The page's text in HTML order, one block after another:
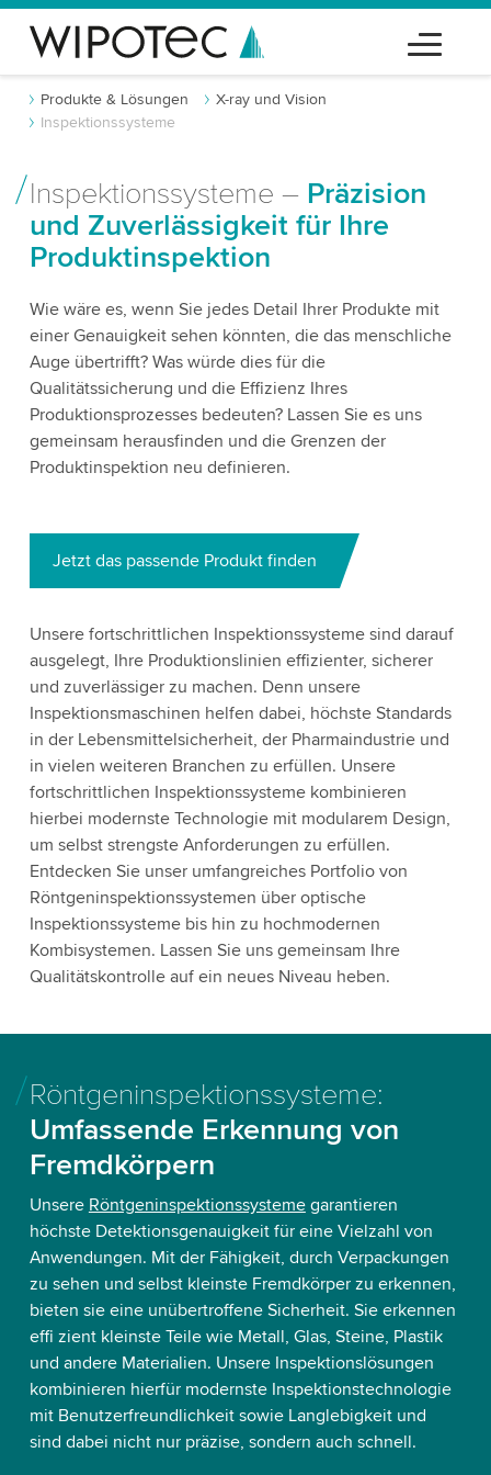
Produkte & Lösungen
X-ray und Vision
Inspektionssysteme
Inspektionssysteme – Präzision
und Zuverlässigkeit für Ihre
Produktinspektion
Wie wäre es, wenn Sie jedes Detail Ihrer Produkte mit
einer Genauigkeit sehen könnten, die das menschliche
Auge übertrifft? Was würde dies für die
Qualitätssicherung und die Effizienz Ihres
Produktionsprozesses bedeuten? Lassen Sie es uns
gemeinsam herausfinden und die Grenzen der
Produktinspektion neu definieren.
Jetzt das passende Produkt finden
Unsere fortschrittlichen Inspektionssysteme sind darauf
ausgelegt, Ihre Produktionslinien effizienter, sicherer
und zuverlässiger zu machen. Denn unsere
Inspektionsmaschinen helfen dabei, höchste Standards
in der Lebensmittelsicherheit, der Pharmaindustrie und
in vielen weiteren Branchen zu erfüllen. Unsere
fortschrittlichen Inspektionssysteme kombinieren
hierbei modernste Technologie mit modularem Design,
um selbst strengste Anforderungen zu erfüllen.
Entdecken Sie unser umfangreiches Portfolio von
Röntgeninspektionssystemen über optische
Inspektionssysteme bis hin zu hochmodernen
Kombisystemen. Lassen Sie uns gemeinsam Ihre
Qualitätskontrolle auf ein neues Niveau heben.
Röntgeninspektionssysteme:
Umfassende Erkennung von
Fremdkörpern
Unsere Röntgeninspektionssystemegarantieren
höchste Detektionsgenauigkeit für eine Vielzahl von
Anwendungen. Mit der Fähigkeit, durch Verpackungen
zu sehen und selbst kleinste Fremdkörper zu erkennen,
bieten sie eine unübertroffene Sicherheit. Sie erkennen
effi zient kleinste Teile wie Metall, Glas, Steine, Plastik
und andere Materialien. Unsere Inspektionslösungen
kombinieren hierfür modernste Inspektionstechnologie
mit Benutzerfreundlichkeit sowie Langlebigkeit und
sind dabei nicht nur präzise, sondern auch schnell.